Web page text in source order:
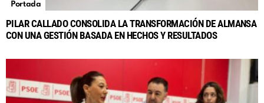
Portada
PILAR CALLADO CONSOLIDA LA TRANSFORMACIÓN DE ALMANSA
CON UNA GESTIÓN BASADA EN HECHOS Y RESULTADOS